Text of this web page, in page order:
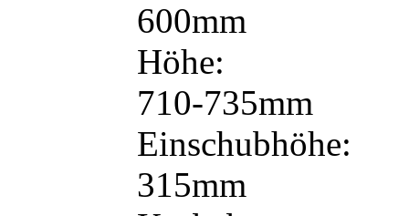
600mm
Höhe:
710-735mm
Einschubhöhe:
315mm